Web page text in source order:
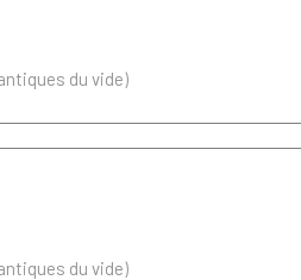
du vide)
du vide)